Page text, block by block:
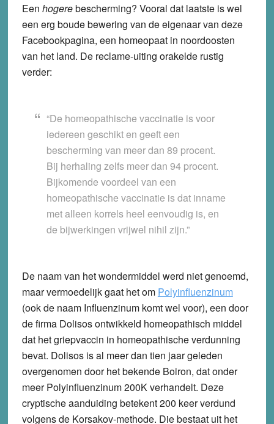
Een hogerebescherming? Vooral dat laatste is wel
een erg boude bewering van de eigenaar van deze
Facebookpagina, een homeopaat in noordoosten
van het land. De reclame-uiting orakelde rustig
verder:
“De homeopathische vaccinatie is voor
iedereen geschikt en geeft een
bescherming van meer dan 89 procent.
Bij herhaling zelfs meer dan 94 procent.
Bijkomende voordeel van een
homeopathische vaccinatie is dat inname
met alleen korrels heel eenvoudig is, en
de bijwerkingen vrijwel nihil zijn.”
De naam van het wondermiddel werd niet genoemd,
maar vermoedelijk gaat het om Polyinfluenzinum
(ook de naam Influenzinum komt wel voor), een door
de firma Dolisos ontwikkeld homeopathisch middel
dat het griepvaccin in homeopathische verdunning
bevat. Dolisos is al meer dan tien jaar geleden
overgenomen door het bekende Boiron, dat onder
meer Polyinfluenzinum 200K verhandelt. Deze
cryptische aanduiding betekent 200 keer verdund
volgens de Korsakov-methode. Die bestaat uit het